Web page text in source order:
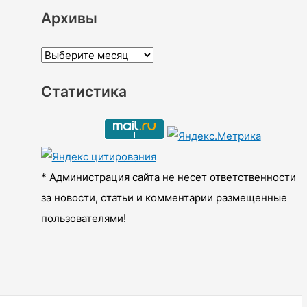
Архивы
А
х
ы
Статистика
* Администрация сайта не несет ответственности
за новости, статьи и комментарии размещенные
пользователями!